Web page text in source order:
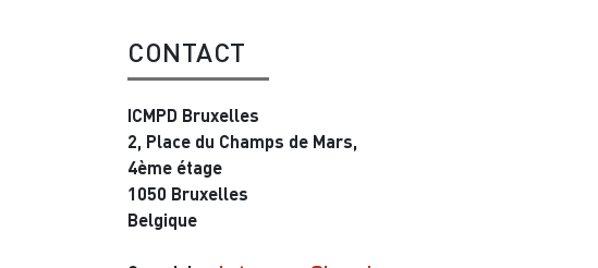
CONTACT
ICMPD Bruxelles
2, Place du Champs de Mars,
4ème étage
1050 Bruxelles
Belgique